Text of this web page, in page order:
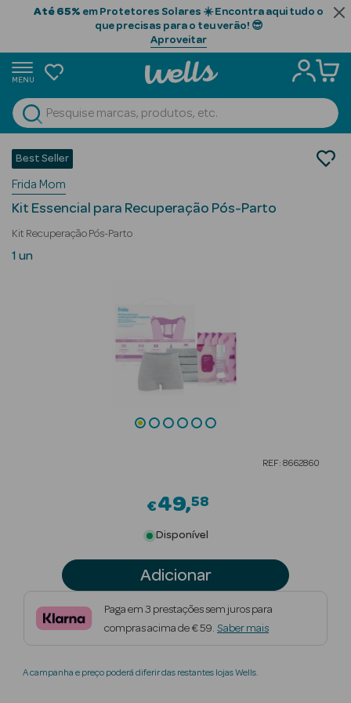
Até 65% em Protetores Solares ☀️ Encontra aqui tudo o
que precisas para o teu verão! 😎
Aproveitar
MENU
Ver Tudo
Beauty Season
Cabelo
Profissional
Beauty Season
Beauty Season
Beauty Season
Beauty Season
Bebé e Mamã
Cuidados Pós-Parto
Best Seller
Frida Mom
Kit Essencial para Recuperação Pós-Parto
Kit Recuperação Pós-Parto
1 un
REF: 8662860
€49 58
Disponível
Adicionar
Paga em 3 prestações sem juros para
compras acima de € 59. Saber mais
A campanha e preço poderá diferir das restantes lojas Wells.